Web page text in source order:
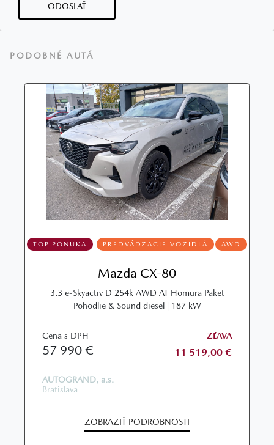
ODOSLAŤ
PODOBNÉ AUTÁ
TOP PONUKA PREDVÁDZACIE VOZIDLÁ AWD
Mazda CX-80
3.3 e-Skyactiv D 254k AWD AT Homura Paket
Pohodlie & Sound diesel | 187 kW
Cena s DPH
57 990 €
ZĽAVA
11 519,00 €
AUTOGRAND, a.s.
Bratislava
ZOBRAZIŤ PODROBNOSTI